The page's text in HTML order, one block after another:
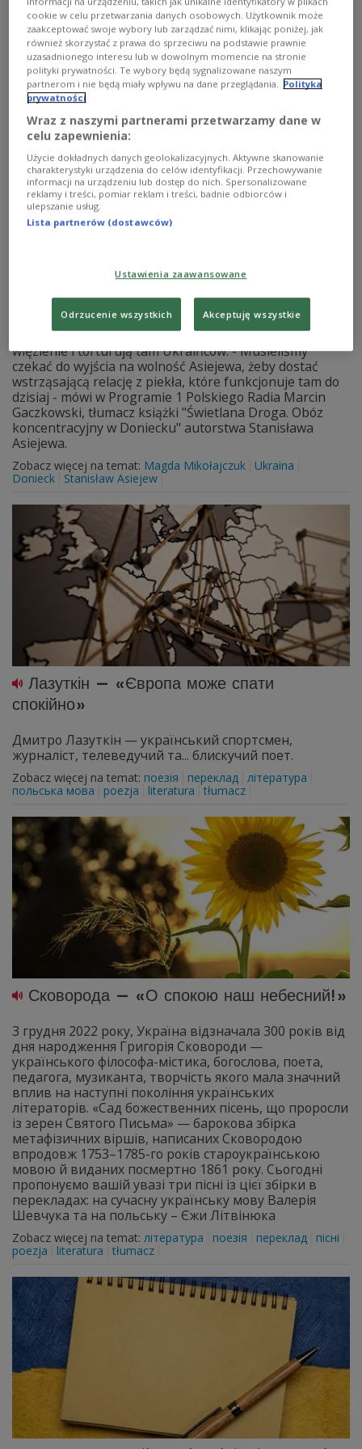
Zobacz więcej na temat:література поезія переклад
пісні
poezja literatura tłumacz Taras Szewczenko
rosyjskiego więzienia
Początkowo nikt nie wierzył, że w dawnej fabryce
materiałów izolacyjnych Rosjanie stworzyli nielegalne
więzienie i torturują tam Ukraińców. - Musieliśmy
czekać do wyjścia na wolność Asiejewa, żeby dostać
wstrząsającą relację z piekła, które funkcjonuje tam do
dzisiaj - mówi w Programie 1 Polskiego Radia Marcin
Gaczkowski, tłumacz książki "Świetlana Droga. Obóz
koncentracyjny w Doniecku" autorstwa Stanisława
Asiejewa.
Zobacz więcej na temat: Magda Mikołajczuk
Ukraina
Donieck
Stanisław Asiejew
Лазуткін — «Європа може спати
спокійно»
Дмитро Лазуткін — український спортсмен,
журналіст, телеведучий та... блискучий поет.
Zobacz więcej na temat: поезія переклад література
польська мова
poezja literatura tłumacz
Сковорода — «О спокою наш небесний!»
3 грудня 2022 року, Україна відзначала 300 років від
дня народження Григорія Сковороди —
українського філософа-містика, богослова, поета,
педагога, музиканта, творчість якого мала значний
вплив на наступні покоління українських
літераторів. «Сад божественних пісень, що проросли
із зерен Святого Письма» — барокова збірка
метафізичних віршів, написаних Сковородою
впродовж 1753–1785-го років староукраїнською
мовою й виданих посмертно 1861 року. Сьогодні
пропонуємо вашій увазі три пісні із цієї збірки в
перекладах: на сучасну українську мову Валерія
Шевчука та на польську – Єжи Літвінюка
Zobacz więcej na temat: література поезія переклад
пісні
poezja
literatura tłumacz
cookie w celu przetwarzania danych osobowych. Użytkownik może
zaakceptować swoje wybory lub zarządzać nimi, klikając poniżej, jak
również skorzystać z prawa do sprzeciwu na podstawie prawnie
uzasadnionego interesu lub w dowolnym momencie na stronie
polityki prywatności. Te wybory będą sygnalizowane naszym
partnerom i nie będą miały wpływu na dane przeglądania. Polityka
prywatności
Wraz z naszymi partnerami przetwarzamy dane w
celu zapewnienia:
Użycie dokładnych danych geolokalizacyjnych. Aktywne skanowanie
charakterystyki urządzenia do celów identyfikacji. Przechowywanie
informacji na urządzeniu lub dostęp do nich. Spersonalizowane
reklamy i treści, pomiar reklam i treści, badnie odbiorców i
ulepszanie usług.
Lista partnerów (dostawców)
Ustawienia zaawansowane
Odrzucenie wszystkich Akceptuję wszystkie